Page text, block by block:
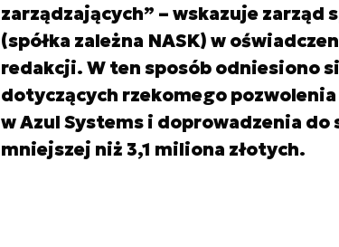
zarządzających” – wskazuje zarząd
(spółka zależna NASK) w
redakcji. W ten sposób odniesiono
dotyczących rzekomego
w Azul Systems i doprowadzenia
mniejszej niż 3,1 miliona złotych.